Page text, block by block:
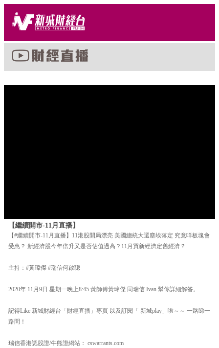
【繼續開市-11月直播】
【#繼續開市-11月直播】11港股開局漂亮 美國總統大選塵埃落定 究竟咩板塊會
受惠？ 新經濟股今年倍升又是否估值過高？11月買新經濟定舊經濟？
主持：#黃瑋傑 #瑞信何啟聰
2020年 11月9日 星期一晚上8:45 黃師傅黃瑋傑 同瑞信 Ivan 幫你詳細解答。
記得Like 新城財經台「財經直播」專頁 以及訂閱「 新城play」啦～～ 一路睇一
路問！
瑞信香港認股證/牛熊證網站： cswarrants.com